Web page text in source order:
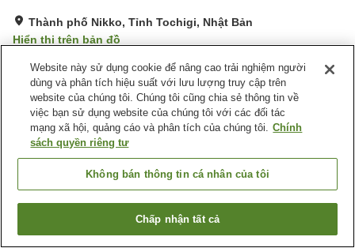
Thành phố Nikko, Tỉnh Tochigi, Nhật Bản
Hiển thị trên bản đồ
Tuyệt vời Đánh giá:67lượt
Tiện nghi chỗ nghỉ
Dịch Vụ Đưa Đón
Giao Hàng Tận Nhà
Yêu Cầu Bữa Ăn Riêng
Trang chủ Nhật Bản Tỉnh Tochigi
Thành phố Nikko
Tìm phòng trống
Website này sử dụng cookie để nâng cao trải nghiệm người
dùng và phân tích hiệu suất với lưu lượng truy cập trên
website của chúng tôi. Chúng tôi cũng chia sẻ thông tin về
việc bạn sử dụng website của chúng tôi với các đối tác
mạng xã hội, quảng cáo và phân tích của chúng tôi. Chính
sách quyền riêng tư
Không bán thông tin cá nhân của tôi
Chấp nhận tất cả